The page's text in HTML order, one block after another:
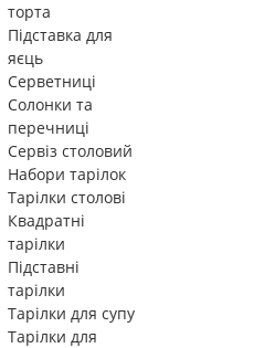
торта
Підставка для
яєць
Серветниці
Солонки та
перечниці
Сервіз столовий
Набори тарілок
Тарілки столові
Квадратні
тарілки
Підставні
тарілки
Тарілки для супу
Тарілки для